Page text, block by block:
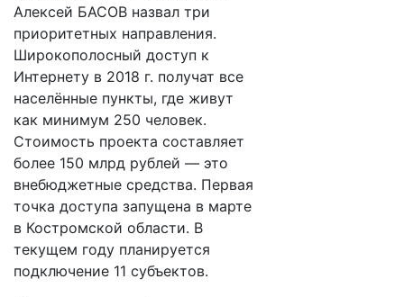
Алексей БАСОВ назвал три
приоритетных направления.
Широкополосный доступ к
Интернету в 2018 г. получат все
населённые пункты, где живут
как минимум 250 человек.
Стоимость проекта составляет
более 150 млрд рублей — это
внебюджетные средства. Первая
точка доступа запущена в марте
в Костромской области. В
текущем году планируется
подключение 11 субъектов.